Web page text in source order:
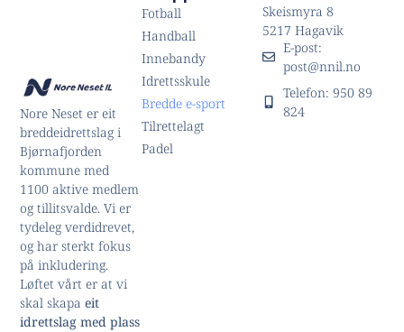
Nore Neset er eit
breddeidrettslag i
Bjørnafjorden
kommune med
1100 aktive medlem
og tillitsvalde. Vi er
tydeleg verdidrevet,
og har sterkt fokus
på inkludering.
Løftet vårt er at vi
skal skapaeit
idrettslag med plass
Fotball
Handball
Innebandy
Idrettsskule
Bredde e-sport
Tilrettelagt
Padel
Skeismyra 8
5217 Hagavik
E-post:
post@nnil.no
Telefon: 950 89
824